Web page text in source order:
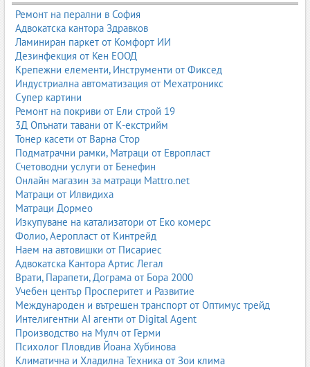
професионалисти, които работят с автомобили. Тонът е
експертен, но разбираем, с фокус върху реалните нужди на
сервизната индустрия.
1. Основни категории оборудване за автосервизи
Сервизното оборудване може да бъде разделено на няколко
основни групи – подемници, диагностика, оборудване за гуми,
компресори, климатични станции, стендове, инструменти и
оборудване за каросерия. Всяка група има ключова роля в
ежедневната работа на сервиза.
1.1. Подемници
Подемниците са основният инструмент за достъп до ходовата
част, двигателя, трансмисията и всички елементи под
автомобила. Те трябва да бъдат надеждни, сертифицирани и
подходящи за натоварването на сервиза.
Основни видове подемници:
Двуколонни подемници– най-популярни за леки
автомобили и микробуси;
Четириколонни подемници– подходящи за реглаж,
тежки автомобили и бусове;
Ножични подемници– компактни, идеални за гуми
Ремонт на перални в София
Адвокатска кантора Здравков
Ламиниран паркет от Комфорт ИИ
Дезинфекция от Кен ЕООД
Крепежни елементи, Инструменти от Фиксед
Индустриална автоматизация от Мехатроникс
Супер картини
Ремонт на покриви от Ели строй 19
3Д Опънати тавани от К-екстрийм
Тонер касети от Варна Стор
Подматрачни рамки, Матраци от Европласт
Счетоводни услуги от Бенефин
Онлайн магазин за матраци Mattro.net
Матраци от Илвидиха
Матраци Дормео
Изкупуване на катализатори от Еко комерс
Фолио, Аеропласт от Кинтрейд
Наем на автовишки от Писариес
Адвокатска Кантора Артис Легал
Врати, Парапети, Дограма от Бора 2000
Учебен център Просперитет и Развитие
Международен и вътрешен транспорт от Оптимус трейд
Интелигентни AI агенти от Digital Agent
Производство на Мулч от Герми
Психолог Пловдив Йоана Хубинова
Климатична и Хладилна Техника от Зои клима